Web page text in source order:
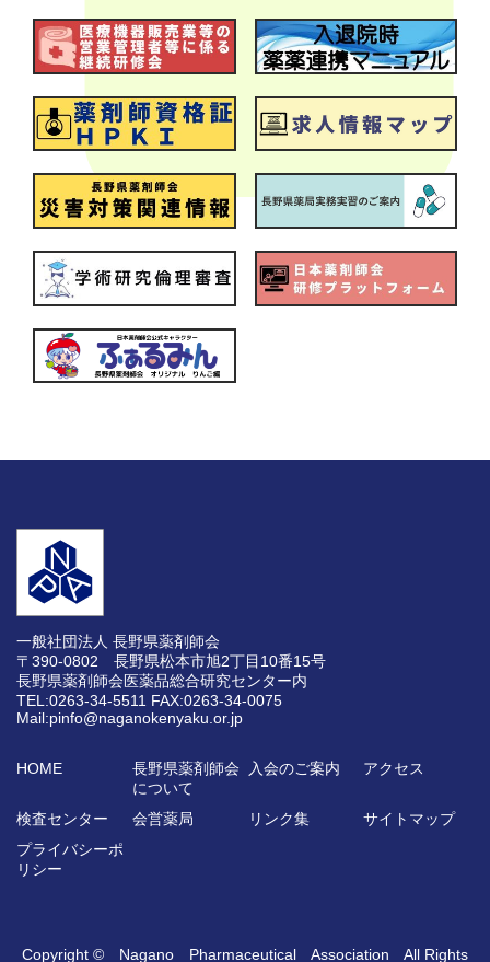
一般社団法人 長野県薬剤師会
〒390-0802 長野県松本市旭2丁目10番15号
長野県薬剤師会医薬品総合研究センター内
TEL:0263-34-5511 FAX:0263-34-0075
Mail:pinfo@naganokenyaku.or.jp
HOME
長野県薬剤師会
について
入会のご案内 アクセス
検査センター 会営薬局 リンク集
サイトマップ
プライバシーポ
リシー
Copyright © Nagano Pharmaceutical Association All Rights